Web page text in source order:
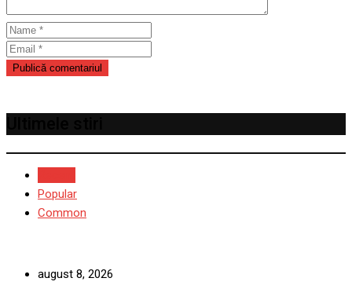
Popular
Common
august 8, 2026